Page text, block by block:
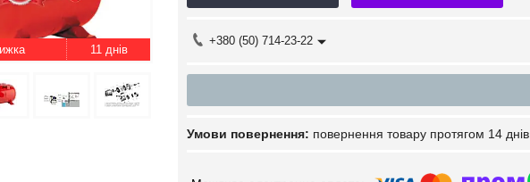
11 днів
+380 (50) 714-23-22
повернення товару протягом 14 днів